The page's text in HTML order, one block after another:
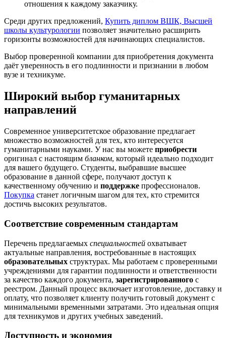
отношения к каждому заказчику.
Среди других предложений, Купить диплом ВШК, Высшей
школы культурологии позволяет значительно расширить
горизонты возможностей для начинающих специалистов.
Выбор проверенной компании для приобретения документа
даёт уверенность в его подлинности и признании в любом
вузе и техникуме.
Широкий выбор гуманитарных
направлений
Современное университетское образование предлагает
множество возможностей для тех, кто интересуется
гуманитарными науками. У нас вы можете приобрести
оригинал с настоящим бланком, который идеально подходит
для вашего будущего. Студенты, выбравшие высшее
образование в данной сфере, получают доступ к
качественному обучению и поддержке профессионалов.
Покупка станет логичным шагом для тех, кто стремится
достичь высоких результатов.
Соответствие современным стандартам
Перечень предлагаемых специальностей охватывает
актуальные направления, востребованные в настоящих
образовательных структурах. Мы работаем с проверенными
учреждениями для гарантии подлинности и ответственности
за качество каждого документа, зарегистрированного с
реестром. Данный процесс включает изготовление, доставку и
оплату, что позволяет клиенту получить готовый документ с
минимальными временными затратами. Это идеальная опция
для техникумов и других учебных заведений.
Доступность и экономия